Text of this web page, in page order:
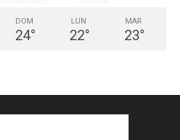
DOM
24°
LUN
22°
MAR
23°